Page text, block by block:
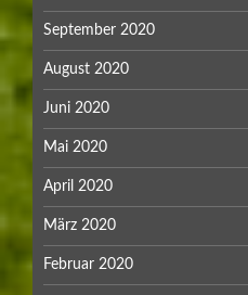
September 2020
August 2020
Juni 2020
Mai 2020
April 2020
März 2020
Februar 2020